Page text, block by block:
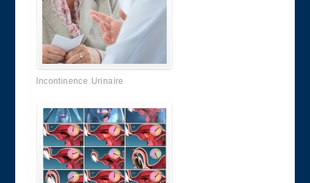
Incontinence Urinaire